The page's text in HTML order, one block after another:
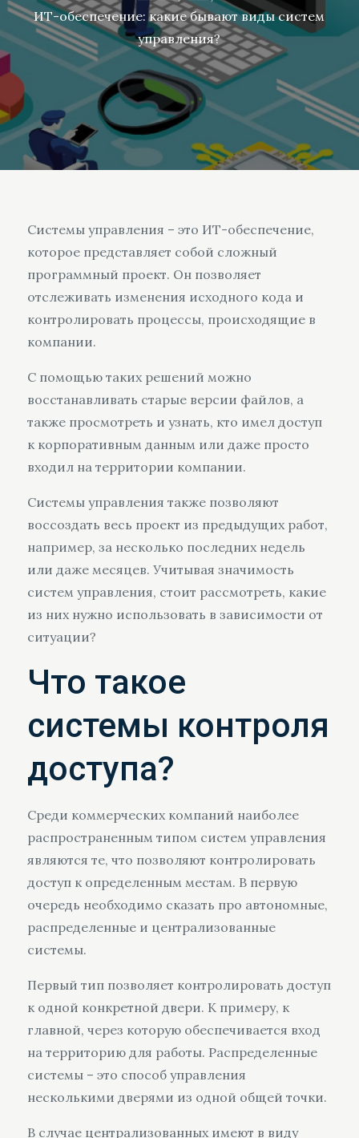
ИТ-обеспечение: какие бывают виды систем
управления?
Системы управления – это ИТ-обеспечение,
которое представляет собой сложный
программный проект. Он позволяет
отслеживать изменения исходного кода и
контролировать процессы, происходящие в
компании.
С помощью таких решений можно
восстанавливать старые версии файлов, а
также просмотреть и узнать, кто имел доступ
к корпоративным данным или даже просто
входил на территории компании.
Системы управления также позволяют
воссоздать весь проект из предыдущих работ,
например, за несколько последних недель
или даже месяцев. Учитывая значимость
систем управления, стоит рассмотреть, какие
из них нужно использовать в зависимости от
ситуации?
Что такое
системы контроля
доступа?
Среди коммерческих компаний наиболее
распространенным типом систем управления
являются те, что позволяют контролировать
доступ к определенным местам. В первую
очередь необходимо сказать про автономные,
распределенные и централизованные
системы.
Первый тип позволяет контролировать доступ
к одной конкретной двери. К примеру, к
главной, через которую обеспечивается вход
на территорию для работы. Распределенные
системы – это способ управления
несколькими дверями из одной общей точки.
В случае централизованных имеют в виду